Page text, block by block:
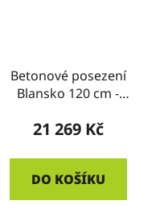
Betonové posezení
Blansko 120 cm -
21 269 Kč
DO KOŠÍKU